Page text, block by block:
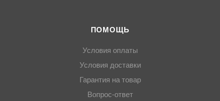
ПОМОЩЬ
Условия оплаты
Условия доставки
Гарантия на товар
Вопрос-ответ